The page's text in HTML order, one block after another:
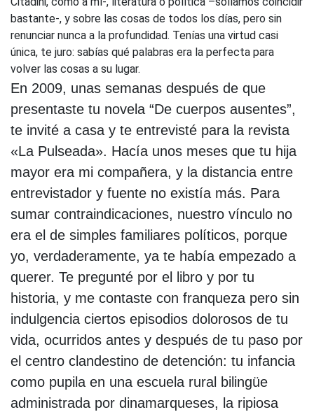
bastante-, y sobre las cosas de todos los días, pero sin
renunciar nunca a la profundidad. Tenías una virtud casi
única, te juro: sabías qué palabras era la perfecta para
volver las cosas a su lugar.
En 2009, unas semanas después de que
presentaste tu novela “De cuerpos ausentes”,
te invité a casa y te entrevisté para la revista
«La Pulseada». Hacía unos meses que tu hija
mayor era mi compañera, y la distancia entre
entrevistador y fuente no existía más. Para
sumar contraindicaciones, nuestro vínculo no
era el de simples familiares políticos, porque
yo, verdaderamente, ya te había empezado a
querer. Te pregunté por el libro y por tu
historia, y me contaste con franqueza pero sin
indulgencia ciertos episodios dolorosos de tu
vida, ocurridos antes y después de tu paso por
el centro clandestino de detención: tu infancia
como pupila en una escuela rural bilingüe
administrada por dinamarqueses, la ripiosa